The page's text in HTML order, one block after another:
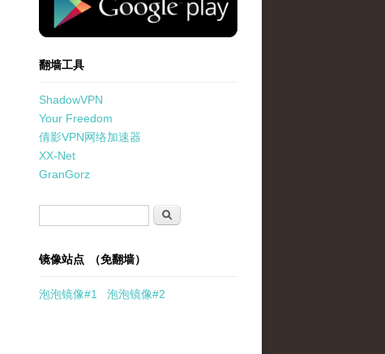
翻墙工具
ShadowVPN
Your Freedom
倩影VPN网络加速器
XX-Net
GranGorz
搜索
镜像站点 （免翻墙）
泡泡镜像#1 泡泡镜像#2